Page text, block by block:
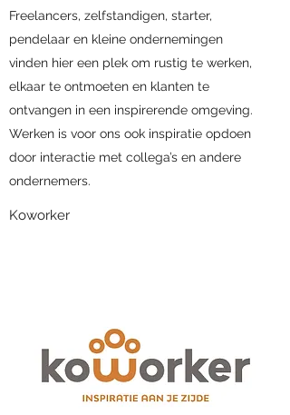
Freelancers, zelfstandigen, starter,
pendelaar en kleine ondernemingen
vinden hier een plek om rustig te werken,
elkaar te ontmoeten en klanten te
ontvangen in een inspirerende omgeving.
Werken is voor ons ook inspiratie opdoen
door interactie met collega’s en andere
ondernemers.
Koworker